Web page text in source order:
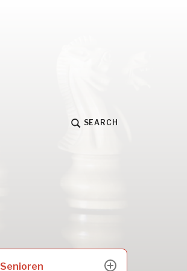
SEARCH
Senioren